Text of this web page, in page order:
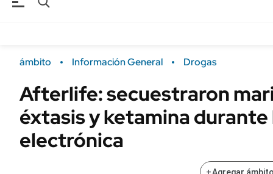
Campo
FINANZAS
Dólar
Real Estate
Sustentabilidad
ámbito Información General Drogas
Afterlife: secuestraron
éxtasis y ketamina
electrónica